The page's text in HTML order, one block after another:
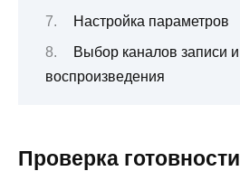
Настройка параметров
Выбор каналов записи и
воспроизведения
Проверка готовности